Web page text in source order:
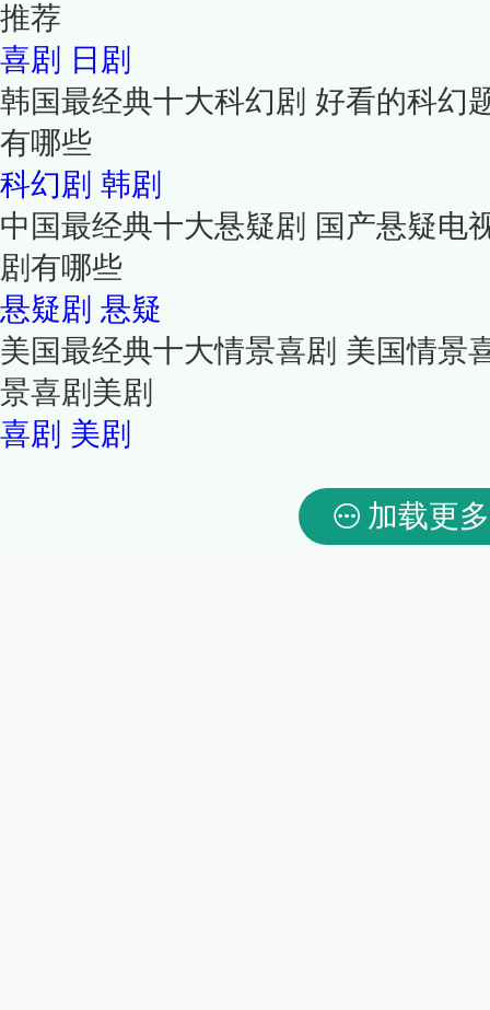
推荐
喜剧
日剧
韩国最经典十大科幻剧 好看的科幻
有哪些
科幻剧 韩剧
中国最经典十大悬疑剧 国产悬疑电
剧有哪些
悬疑剧 悬疑
美国最经典十大情景喜剧 美国情景
景喜剧美剧
喜剧 美剧
加载更多